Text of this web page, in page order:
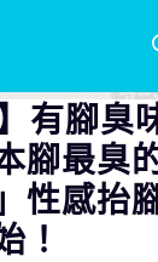
有腳臭
腳最臭
性感抬
！